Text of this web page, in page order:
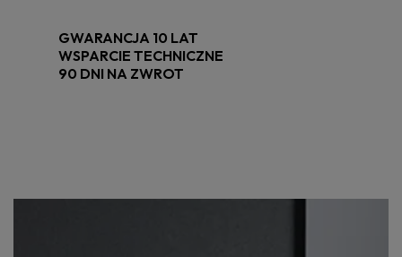
GWARANCJA 10 LAT
WSPARCIE TECHNICZNE
90 DNI NA ZWROT